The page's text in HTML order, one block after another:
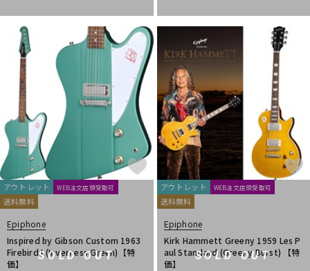
SOLD OUT
アウトレット WEB注文店頭受取可
送料無料
Epiphone
Inspired by Gibson Custom 1963
Firebird I (Inverness Green)【特
価】
SOLD OUT
アウトレット WEB注文店頭受取可
送料無料
Epiphone
Kirk Hammett Greeny 1959 Les P
aul Standard (Greeny Burst) 【特
価】